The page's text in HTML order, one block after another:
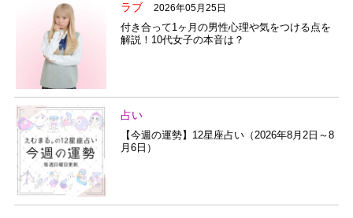
ラブ 2026年05月25日
付き合って1ヶ月の男性心理や気をつける点を
解説！10代女子の本音は？
占い
【今週の運勢】12星座占い（2026年8月2日～8
月6日）